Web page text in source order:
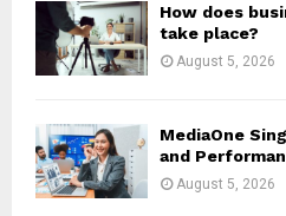
How does
take place?
August 5, 2026
MediaOne
and
August 5, 2026